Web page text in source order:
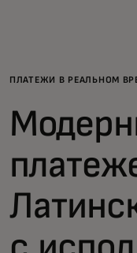
Для бизнеса
Для всего
Для
Новости и
ПЛАТЕЖИ В РЕАЛЬНОМ